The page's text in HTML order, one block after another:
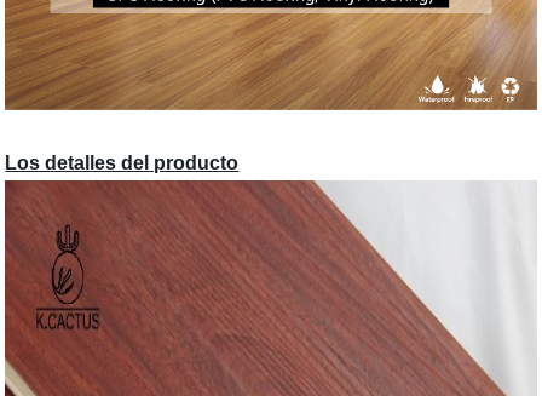
Los detalles del producto